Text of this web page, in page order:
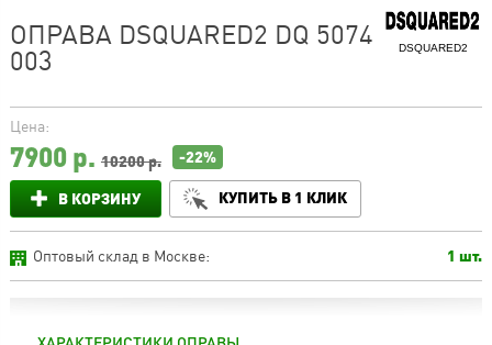
DSQUARED2
ОПРАВА DSQUARED2 DQ 5074
003
Цена:
7900р. 10200 р. -22%
В КОРЗИНУ КУПИТЬ В 1 КЛИК
Оптовый склад в Москве: 1 шт.